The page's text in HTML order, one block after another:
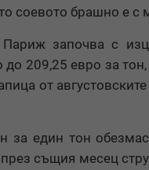
соевото брашно е с
започва с
209,25 евро за
от
един тон
същия месец